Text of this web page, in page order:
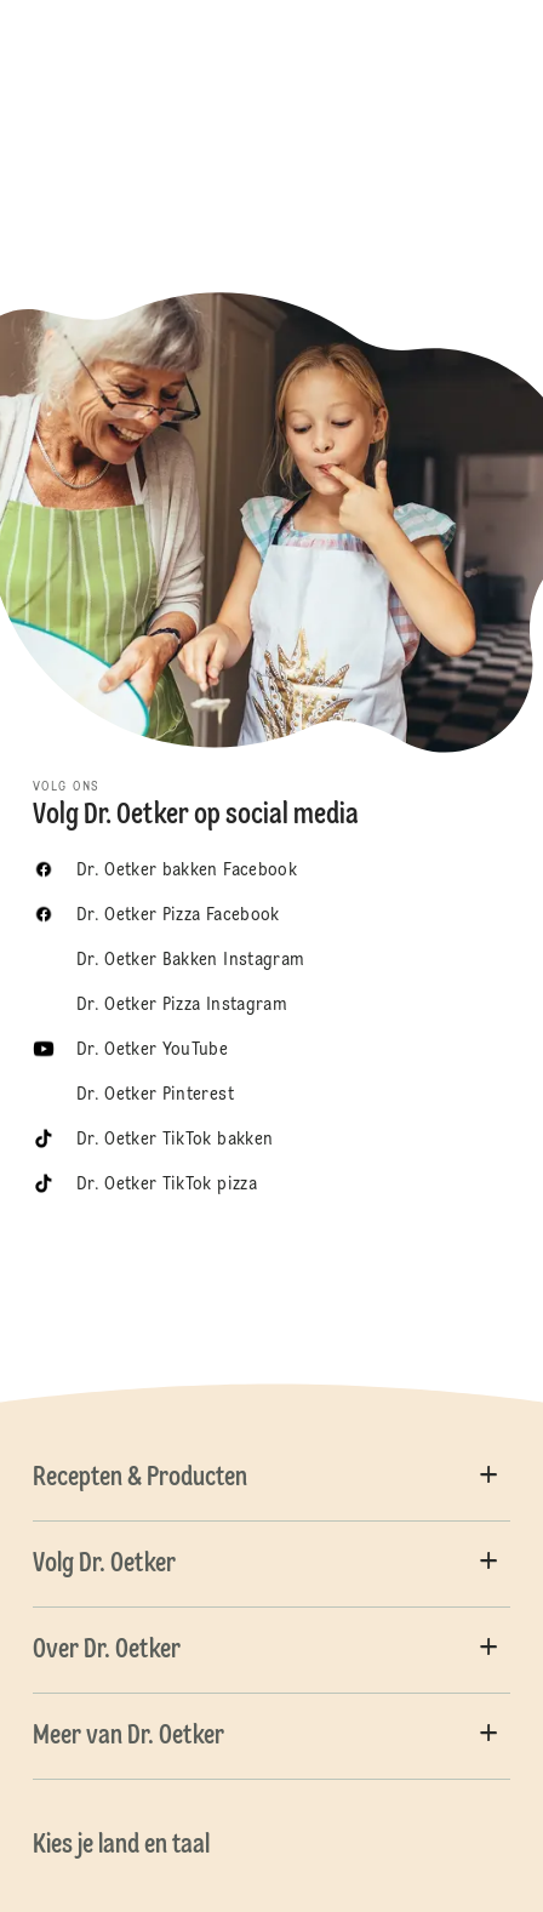
VOLG ONS
Volg Dr. Oetker op social media
Dr. Oetker bakken Facebook
Dr. Oetker Pizza Facebook
Dr. Oetker Bakken Instagram
Dr. Oetker Pizza Instagram
Dr. Oetker YouTube
Dr. Oetker Pinterest
Dr. Oetker TikTok bakken
Dr. Oetker TikTok pizza
Recepten & Producten
Volg Dr. Oetker
Over Dr. Oetker
Meer van Dr. Oetker
Kies je land en taal